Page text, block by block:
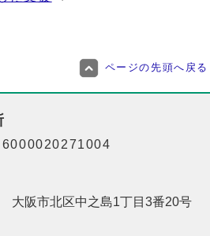
ページの先頭へ戻る
6000020271004
大阪市北区中之島1丁目3番20号